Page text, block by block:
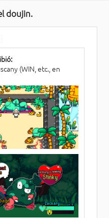
doujin.
(WIN, etc., en